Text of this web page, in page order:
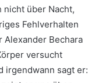
nicht über Nacht,
Fehlverhalten
Bechara
versucht
irgendwann sagt er: